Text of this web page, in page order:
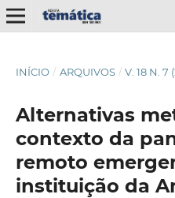
INÍCIO / ARQUIVOS / V. 18 N. 7
Alternativas
contexto da
remoto
instituição da